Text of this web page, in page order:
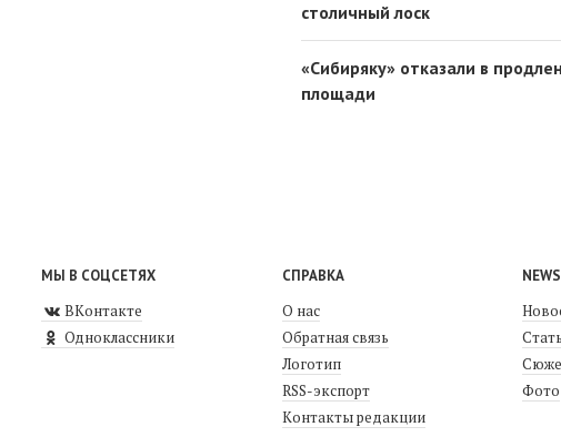
столичный лоск
«Сибиряку» отказали в
площади
МЫ В СОЦСЕТЯХ
ВКонтакте
Одноклассники
СПРАВКА
О нас
Обратная связь
Логотип
RSS-экспорт
Контакты редакции
Фото